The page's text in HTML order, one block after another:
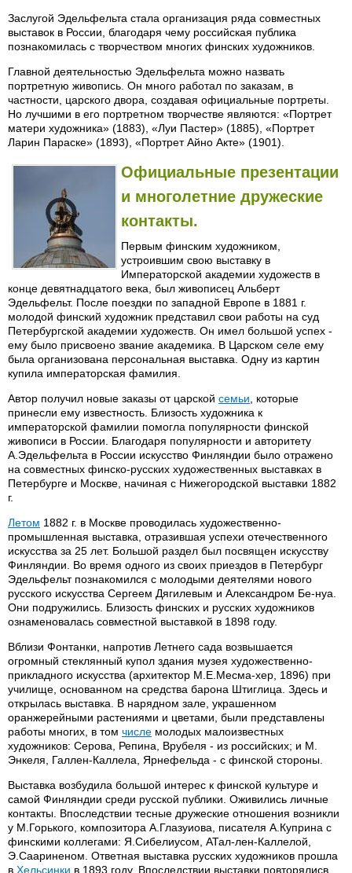
Заслугой Эдельфельта стала организация ряда совместных
выставок в России, благодаря чему российская публика
познакомилась с творчеством многих финских художников.
Главной деятельностью Эдельфельта можно назвать
портретную живопись. Он много работал по заказам, в
частности, царского двора, создавая официальные портреты.
Но лучшими в его портретном творчестве являются: «Портрет
матери художника» (1883), «Луи Пастер» (1885), «Портрет
Ларин Параске» (1893), «Портрет Айно Акте» (1901).
Официальные презентации
и многолетние дружеские
контакты.
Первым финским художником,
устроившим свою выставку в
Императорской академии художеств в
конце девятнадцатого века, был живописец Альберт
Эдельфельт. После поездки по западной Европе в 1881 г.
молодой финский художник представил свои работы на суд
Петербургской академии художеств. Он имел большой успех -
ему было присвоено звание академика. В Царском селе ему
была организована персональная выставка. Одну из картин
купила императорская фамилия.
Автор получил новые заказы от царской семьи , которые
принесли ему известность. Близость художника к
императорской фамилии помогла популярности финской
живописи в России. Благодаря популярности и авторитету
А.Эдельфельта в России искусство Финляндии было отражено
на совместных финско-русских художественных выставках в
Петербурге и Москве, начиная с Нижегородской выставки 1882
г.
Летом 1882 г. в Москве проводилась художественно-
промышленная выставка, отразившая успехи отечественного
искусства за 25 лет. Большой раздел был посвящен искусству
Финляндии. Во время одного из своих приездов в Петербург
Эдельфельт познакомился с молодыми деятелями нового
русского искусства Сергеем Дягилевым и Александром Бе-нуа.
Они подружились. Близость финских и русских художников
ознаменовалась совместной выставкой в 1898 году.
Вблизи Фонтанки, напротив Летнего сада возвышается
огромный стеклянный купол здания музея художественно-
прикладного искусства (архитектор М.Е.Месма-хер, 1896) при
училище, основанном на средства барона Штиглица. Здесь и
открылась выставка. В нарядном зале, украшенном
оранжерейными растениями и цветами, были представлены
работы многих, в том числе молодых малоизвестных
художников: Серова, Репина, Врубеля - из российских; и М.
Энкеля, Галлен-Каллела, Ярнефельда - с финской стороны.
Выставка возбудила большой интерес к финской культуре и
самой Финляндии среди русской публики. Оживились личные
контакты. Впоследствии тесные дружеские отношения возникли
у М.Горького, композитора А.Глазуиова, писателя А.Куприна с
финскими коллегами: Я.Сибелиусом, АТал-лен-Каллелой,
Э.Саариненом. Ответная выставка русских художников прошла
в Хельсинки в 1893 году. Впоследствии выставки повторялисв.